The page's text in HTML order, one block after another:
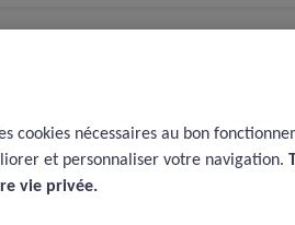
aux établissements
dispositif
(EIAS)
cookies nécessaires au bon
et personnaliser votre navigation.
vie privée.​